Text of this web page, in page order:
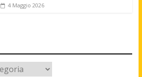
4 Maggio 2026